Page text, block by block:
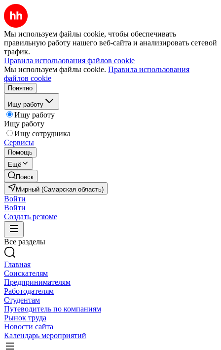
Мы используем файлы cookie, чтобы обеспечивать
правильную работу нашего веб-сайта и анализировать сетевой
трафик.
Правила использования файлов cookie
Мы используем файлы cookie. Правила использования
файлов cookie
Понятно
Ищу работу
Ищу работу
Ищу работу
Ищу сотрудника
Сервисы
Помощь
Ещё
Поиск
Мирный (Самарская область)
Войти
Войти
Создать резюме
Все разделы
Главная
Соискателям
Предпринимателям
Работодателям
Студентам
Путеводитель по компаниям
Рынок труда
Новости сайта
Календарь мероприятий